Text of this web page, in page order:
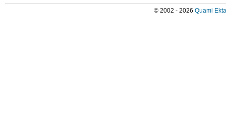
© 2002 - 2026 Quami